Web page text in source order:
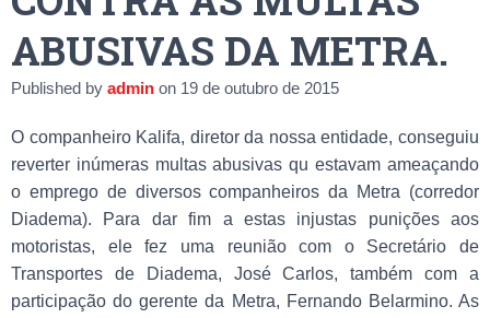
ABUSIVAS DA METRA.
Published by admin on 19 de outubro de 2015
O companheiro Kalifa, diretor da nossa entidade, conseguiu
reverter inúmeras multas abusivas qu estavam ameaçando
o emprego de diversos companheiros da Metra (corredor
Diadema). Para dar fim a estas injustas punições aos
motoristas, ele fez uma reunião com o Secretário de
Transportes de Diadema, José Carlos, também com a
participação do gerente da Metra, Fernando Belarmino. As